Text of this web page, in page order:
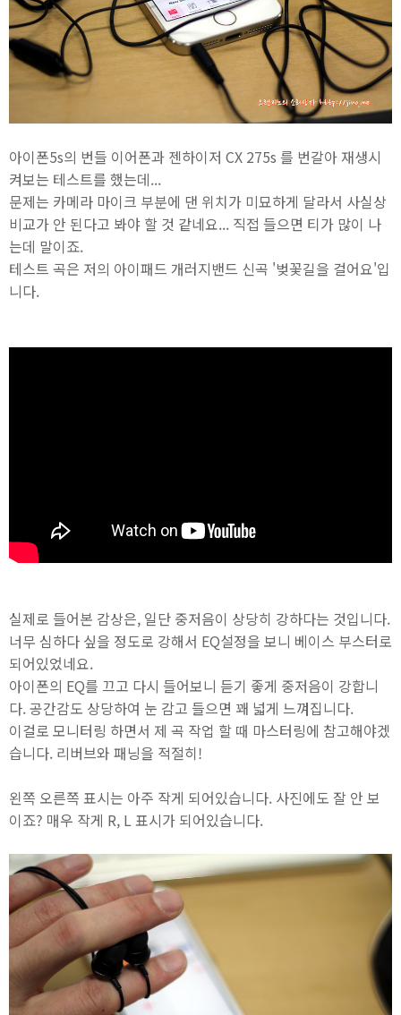
아이폰5s의 번들 이어폰과 젠하이저 CX 275s 를 번갈아 재생시
켜보는 테스트를 했는데...
문제는 카메라 마이크 부분에 댄 위치가 미묘하게 달라서 사실상
비교가 안 된다고 봐야 할 것 같네요... 직접 들으면 티가 많이 나
는데 말이죠.
테스트 곡은 저의 아이패드 개러지밴드 신곡 '벚꽃길을 걸어요'입
니다.
실제로 들어본 감상은, 일단 중저음이 상당히 강하다는 것입니다.
너무 심하다 싶을 정도로 강해서 EQ설정을 보니 베이스 부스터로
되어있었네요.
아이폰의 EQ를 끄고 다시 들어보니 듣기 좋게 중저음이 강합니
다. 공간감도 상당하여 눈 감고 들으면 꽤 넓게 느껴집니다.
이걸로 모니터링 하면서 제 곡 작업 할 때 마스터링에 참고해야겠
습니다. 리버브와 패닝을 적절히!
왼쪽 오른쪽 표시는 아주 작게 되어있습니다. 사진에도 잘 안 보
이죠? 매우 작게 R, L 표시가 되어있습니다.